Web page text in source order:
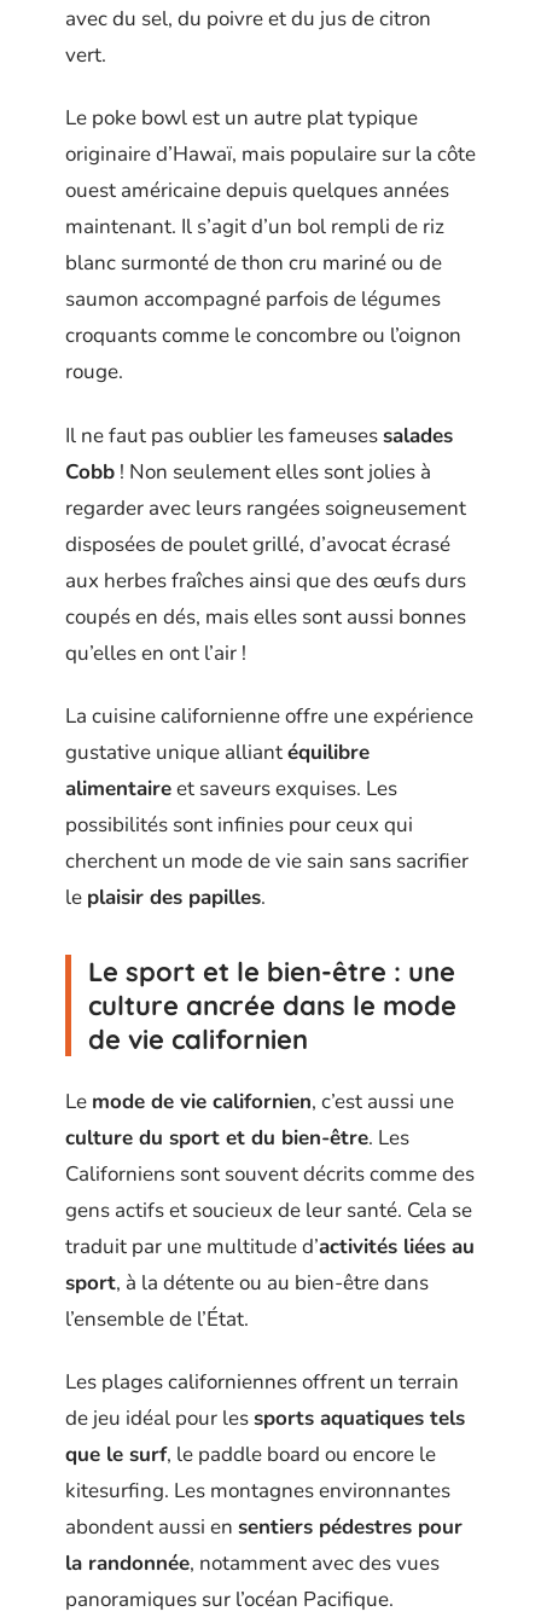
avec du sel, du poivre et du jus de citron
vert.
Le poke bowl est un autre plat typique
originaire d’Hawaï, mais populaire sur la côte
ouest américaine depuis quelques années
maintenant. Il s’agit d’un bol rempli de riz
blanc surmonté de thon cru mariné ou de
saumon accompagné parfois de légumes
croquants comme le concombre ou l’oignon
rouge.
Il ne faut pas oublier les fameusessalades
Cobb ! Non seulement elles sont jolies à
regarder avec leurs rangées soigneusement
disposées de poulet grillé, d’avocat écrasé
aux herbes fraîches ainsi que des œufs durs
coupés en dés, mais elles sont aussi bonnes
qu’elles en ont l’air !
La cuisine californienne offre une expérience
gustative unique alliantéquilibre
alimentaireet saveurs exquises. Les
possibilités sont infinies pour ceux qui
cherchent un mode de vie sain sans sacrifier
le plaisir des papilles.
Le sport et le bien-être : une
culture ancrée dans le mode
de vie californien
Le mode de vie californien, c’est aussi une
culture du sport et du bien-être. Les
Californiens sont souvent décrits comme des
gens actifs et soucieux de leur santé. Cela se
traduit par une multitude d’activités liées au
sport, à la détente ou au bien-être dans
l’ensemble de l’État.
Les plages californiennes offrent un terrain
de jeu idéal pour lessports aquatiques tels
que le surf, le paddle board ou encore le
kitesurfing. Les montagnes environnantes
abondent aussi en sentiers pédestres pour
la randonnée, notamment avec des vues
panoramiques sur l’océan Pacifique.